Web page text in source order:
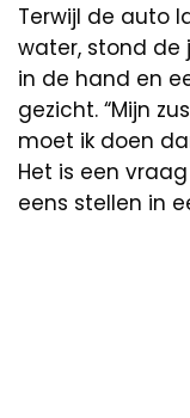
Terwijl de auto
water, stond de
in de hand en
gezicht. “Mijn
moet ik doen
Het is een
eens stellen in